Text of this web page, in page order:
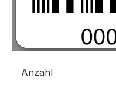
Anzahl